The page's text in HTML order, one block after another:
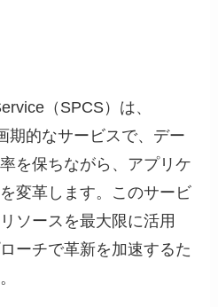
（SPCS）は、
期的なサービスで、デー
を保ちながら、アプリケ
変革します。このサービ
ソースを最大限に活用
ーチで革新を加速するた